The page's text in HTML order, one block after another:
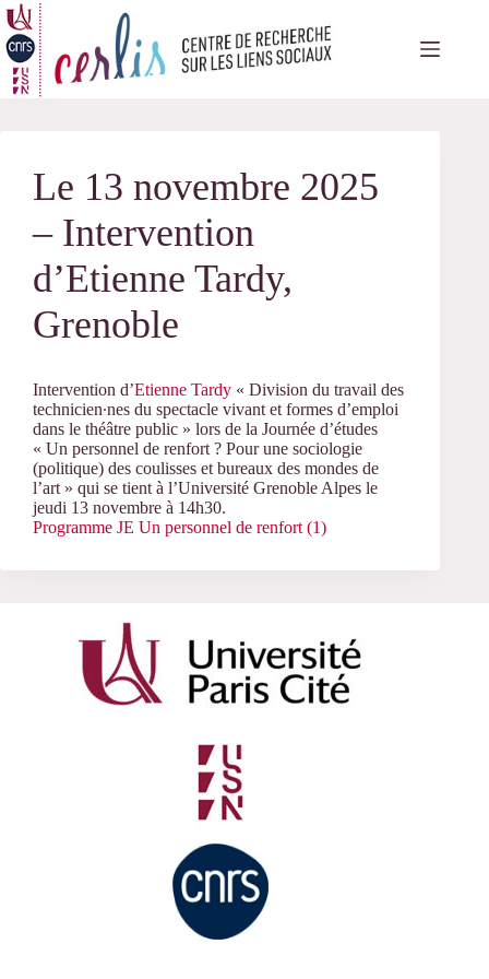
Passer
au
contenu
Le 13 novembre 2025
– Intervention
d’Etienne Tardy,
Grenoble
Intervention d’Etienne Tardy « Division du travail des
technicien∙nes du spectacle vivant et formes d’emploi
dans le théâtre public » lors de la Journée d’études
« Un personnel de renfort ? Pour une sociologie
(politique) des coulisses et bureaux des mondes de
l’art » qui se tient à l’Université Grenoble Alpes le
jeudi 13 novembre à 14h30.
Programme JE Un personnel de renfort (1)